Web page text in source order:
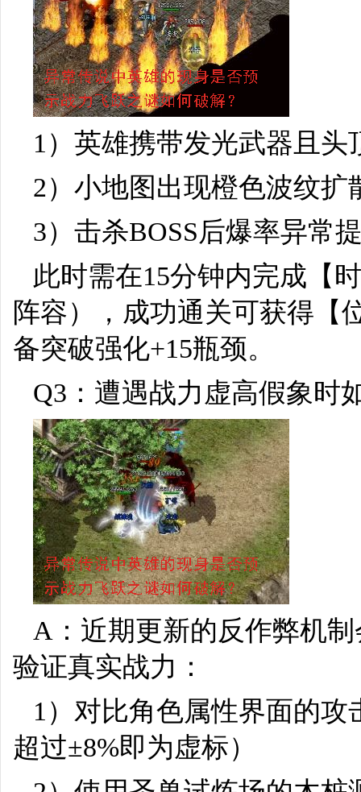
1）英雄携带发光武器且头
2）小地图出现橙色波纹扩
3）击杀BOSS后爆率异常
此时需在15分钟内完成【
阵容），成功通关可获得【
备突破强化+15瓶颈。
Q3：遭遇战力虚高假象时
A：近期更新的反作弊机
验证真实战力：
1）对比角色属性界面的
超过±8%即为虚标）